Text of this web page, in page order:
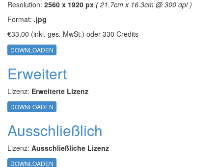
Resolution: 2560 x 1920 px ( 21.7cm x 16.3cm @ 300 dpi )
Format: .jpg
€33,00 (inkl. ges. MwSt.) oder 330 Credits
DOWNLOADEN
Erweitert
Lizenz: Erweiterte Lizenz
DOWNLOADEN
Ausschließlich
Lizenz: Ausschließliche Lizenz
DOWNLOADEN